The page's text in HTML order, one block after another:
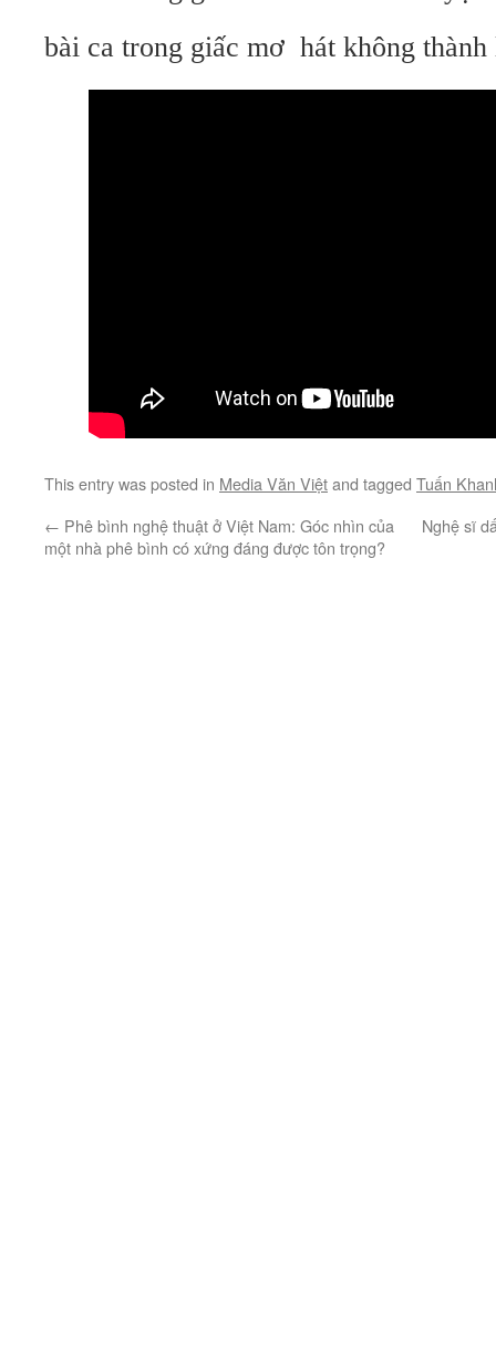
bài ca trong giấc mơ hát không
This entry was posted in Media Văn Việtand tagged Tuấn
← Phê bình nghệ thuật ở Việt Nam: Góc nhìn của
một nhà phê bình có xứng đáng được tôn trọng?
Nghệ sĩ